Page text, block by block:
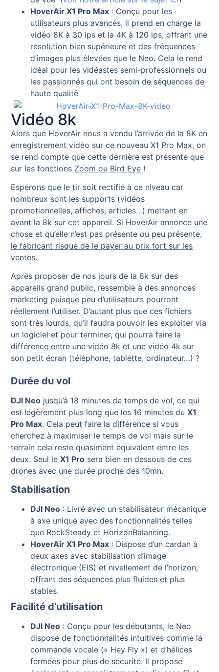
HoverAir X1 Pro Max : Conçu pour les
utilisateurs plus avancés, il prend en charge la
vidéo 8K à 30 ips et la 4K à 120 ips, offrant une
résolution bien supérieure et des fréquences
d’images plus élevées que le Neo. Cela le rend
idéal pour les vidéastes semi-professionnels ou
les passionnés qui ont besoin de séquences de
haute qualité
Vidéo 8k
Alors que HoverAir nous a vendu l’arrivée de la 8K en
enregistrement vidéo sur ce nouveau X1 Pro Max, on
se rend compte que cette dernière est présente que
sur les fonctions Zoom ou Bird Eye !
Espérons que le tir soit rectifié à ce niveau car
nombreux sont les supports (vidéos
promotionnelles, affiches, articles…) mettant en
avant la 8k sur cet appareil. Si HoverAir annonce une
chose et qu’elle n’est pas présente ou peu présente,
le fabricant risque de le payer au prix fort sur les
ventes.
Après proposer de nos jours de la 8k sur des
appareils grand public, ressemble à des annonces
marketing puisque peu d’utilisateurs pourront
réellement l’utiliser. D’autant plus que ces fichiers
sont très lourds, qu’il faudra pouvoir les exploiter via
un logiciel et pour terminer, qui pourra faire la
différence entre une vidéo 8k et une vidéo 4k sur
son petit écran (téléphone, tablette, ordinateur…) ?
Durée du vol
DJI Neo jusqu’à 18 minutes de temps de vol, ce qui
est légèrement plus long que les 16 minutes duX1
Pro Max. Cela peut faire la différence si vous
cherchez à maximiser le temps de vol mais sur le
terrain cela reste quasiment équivalent entre les
deux. Seul leX1 Pro sera bien en dessous de ces
drones avec une durée proche des 10mn.
Stabilisation
DJI Neo : Livré avec un stabilisateur mécanique
à axe unique avec des fonctionnalités telles
que RockSteady et HorizonBalancing.
HoverAir X1 Pro Max : Dispose d’un cardan à
deux axes avec stabilisation d’image
électronique (EIS) et nivellement de l’horizon,
offrant des séquences plus fluides et plus
stables.
Facilité d’utilisation
DJI Neo : Conçu pour les débutants, le Neo
dispose de fonctionnalités intuitives comme la
commande vocale (« Hey Fly ») et d’hélices
fermées pour plus de sécurité. Il propose